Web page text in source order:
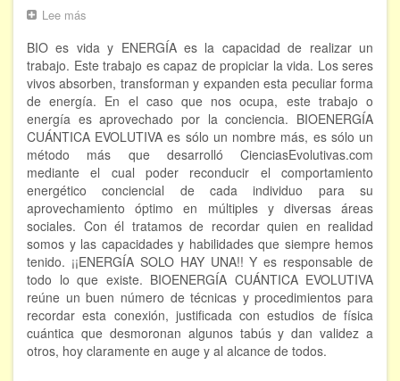
Lee más
BIO es vida y ENERGÍA es la capacidad de realizar un
trabajo. Este trabajo es capaz de propiciar la vida. Los seres
vivos absorben, transforman y expanden esta peculiar forma
de energía. En el caso que nos ocupa, este trabajo o
energía es aprovechado por la conciencia. BIOENERGÍA
CUÁNTICA EVOLUTIVA es sólo un nombre más, es sólo un
método más que desarrolló CienciasEvolutivas.com
mediante el cual poder reconducir el comportamiento
energético conciencial de cada individuo para su
aprovechamiento óptimo en múltiples y diversas áreas
sociales. Con él tratamos de recordar quien en realidad
somos y las capacidades y habilidades que siempre hemos
tenido. ¡¡ENERGÍA SOLO HAY UNA!! Y es responsable de
todo lo que existe. BIOENERGÍA CUÁNTICA EVOLUTIVA
reúne un buen número de técnicas y procedimientos para
recordar esta conexión, justificada con estudios de física
cuántica que desmoronan algunos tabús y dan validez a
otros, hoy claramente en auge y al alcance de todos.